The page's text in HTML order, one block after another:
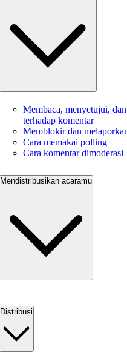
Membaca, menyetujui,
terhadap komentar
Memblokir dan
Cara memakai polling
Cara komentar dimoderasi
Mendistribusikan acaramu
Distribusi